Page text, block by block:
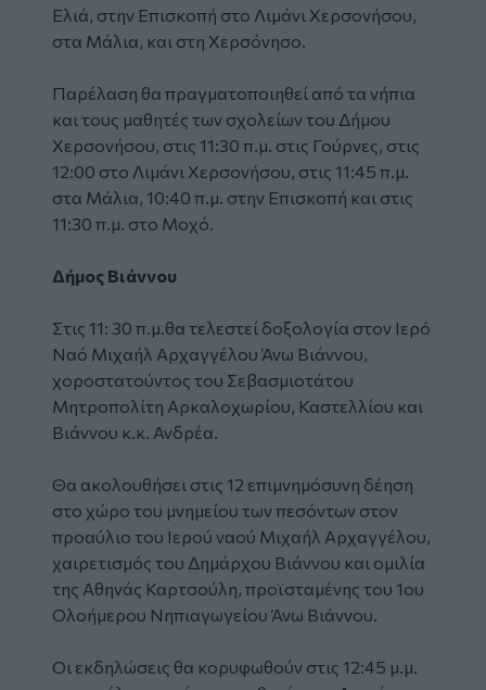
Ελιά, στην Επισκοπή στο Λιμάνι Χερσονήσου,
στα Μάλια, και στη Χερσόνησο.
Παρέλαση θα πραγματοποιηθεί από τα νήπια
και τους μαθητές των σχολείων του Δήμου
Χερσονήσου, στις 11:30 π.μ. στις Γούρνες, στις
12:00 στο Λιμάνι Χερσονήσου, στις 11:45 π.μ.
στα Μάλια, 10:40 π.μ. στην Επισκοπή και στις
11:30 π.μ. στο Μοχό.
Δήμος Βιάννου
Στις 11: 30 π.μ.θα τελεστεί δοξολογία στον Ιερό
Ναό Μιχαήλ Αρχαγγέλου Άνω Βιάννου,
χοροστατούντος του Σεβασμιοτάτου
Μητροπολίτη Αρκαλοχωρίου, Καστελλίου και
Βιάννου κ.κ. Ανδρέα.
Θα ακολουθήσει στις 12 επιμνημόσυνη δέηση
στο χώρο του μνημείου των πεσόντων στον
προαύλιο του Ιερού ναού Μιχαήλ Αρχαγγέλου,
χαιρετισμός του Δημάρχου Βιάννου και ομιλία
της Αθηνάς Καρτσούλη, προϊσταμένης του 1ου
Ολοήμερου Νηπιαγωγείου Άνω Βιάννου.
Οι εκδηλώσεις θα κορυφωθούν στις 12:45 μ.μ.